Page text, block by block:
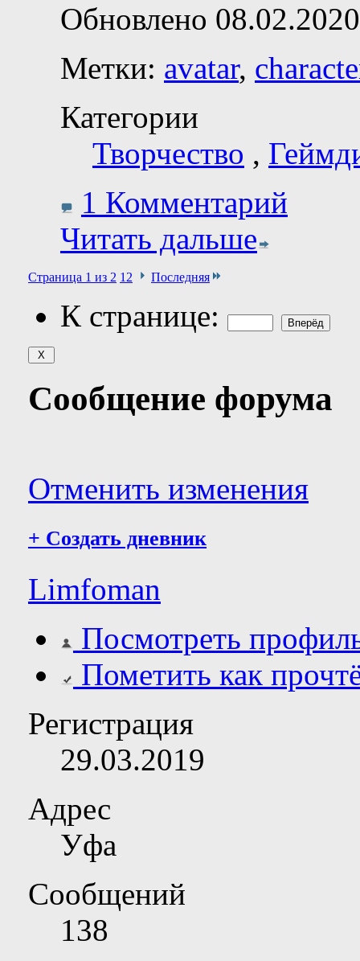
Обновлено
Метки: avatar,
Категории
Творчество ,
1 Комментарий
Читать дальше
Страница 1 из 2 1 2 Последняя
К странице:
Сообщение форума
Отменить изменения
+ Создать дневник
Limfoman
Посмотреть
Пометить как
Регистрация
29.03.2019
Адрес
Уфа
Сообщений
138